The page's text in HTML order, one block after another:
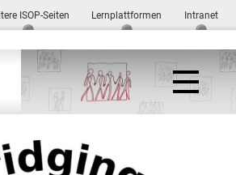
ISOP-Seiten Lernplattformen Intranet